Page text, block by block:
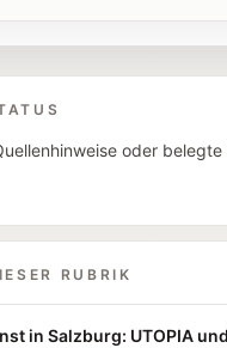
oder
RUBRIK
in Salzburg: UTOPIA